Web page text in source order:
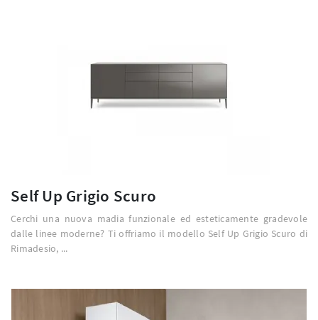
Self Up Grigio Scuro
Cerchi una nuova madia funzionale ed esteticamente gradevole
dalle linee moderne? Ti offriamo il modello Self Up Grigio Scuro di
Rimadesio, ...